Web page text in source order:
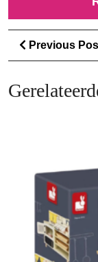
Previous